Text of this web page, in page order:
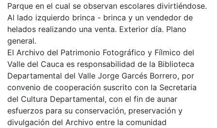
Parque en el cual se observan escolares divirtiéndose.
Al lado izquierdo brinca - brinca y un vendedor de
helados realizando una venta. Exterior día. Plano
general.
El Archivo del Patrimonio Fotográfico y Fílmico del
Valle del Cauca es responsabilidad de la Biblioteca
Departamental del Valle Jorge Garcés Borrero, por
convenio de cooperación suscrito con la Secretaria
del Cultura Departamental, con el fin de aunar
esfuerzos para su conservación, preservación y
divulgación del Archivo entre la comunidad